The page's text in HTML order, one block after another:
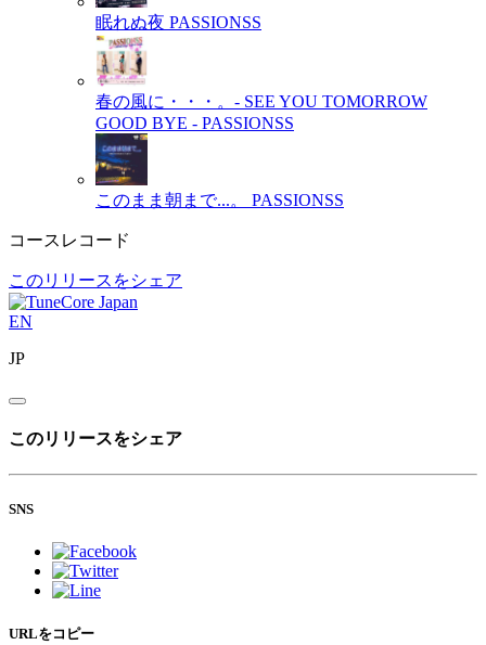
眠れぬ夜 PASSIONSS
春の風に・・・。- SEE YOU TOMORROW
GOOD BYE - PASSIONSS
このまま朝まで...。 PASSIONSS
コースレコード
このリリースをシェア
EN
JP
このリリースをシェア
SNS
URLをコピー